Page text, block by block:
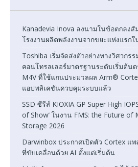
Kanadevia Inova ลงนามในข้อตกลง
โรงงานผลิตพลังงานจากขยะแห่งแรก
Toshiba เริ่มจัดส่งตัวอย่างทางวิศวกร
คอนโทรลเลอร์มาตรฐานระดับเริ่มต้น
M4V ที่ใช้แกนประมวลผล Arm®
แอปพลิเคชันควบคุมระบบแล้ว
SSD ซีรีส์ KIOXIA GP Super High
of Show’ ในงาน FMS: the Future of
Storage 2026
Darwinbox ประกาศเปิดตัว Cortex แ
ที่ขับเคลื่อนด้วย AI ตั้งแต่เริ่มต้น